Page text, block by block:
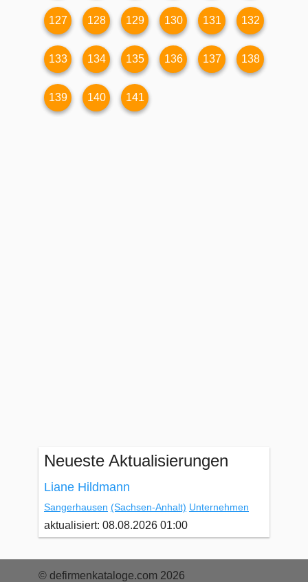
127 128 129 130 131 132
133 134 135 136 137 138
139 140 141
Neueste Aktualisierungen
Liane Hildmann
Sangerhausen (Sachsen-Anhalt) Unternehmen
aktualisiert: 08.08.2026 01:00
© defirmenkataloge.com 2026